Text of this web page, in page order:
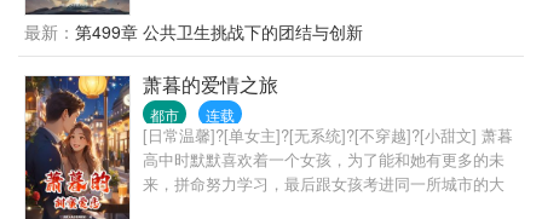
集海量灵物。 构筑绝世修炼静室。 只为了在灵潮爆发
后的世界顽强生存。 灵潮爆发那一刻，所有人类觉醒
灵能天赋的契机也随之来临！ 撑过灵潮的人类觉醒灵
能成为灵修者。 幸免于难的生灵异化进化为灵妖。 但
不管敌人多么强大，林时心中只有一个信念： “侵我
者，必诛之！”
最新： 第499章 公共卫生挑战下的团结与创新
萧暮的爱情之旅
都市 连载
[日常温馨]?[单女主]?[无系统]?[不穿越]?[小甜文] 萧暮
高中时默默喜欢着一个女孩，为了能和她有更多的未
来，拼命努力学习，最后跟女孩考进同一所城市的大